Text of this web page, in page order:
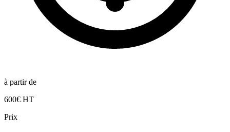
à partir de
600€ HT
Prix